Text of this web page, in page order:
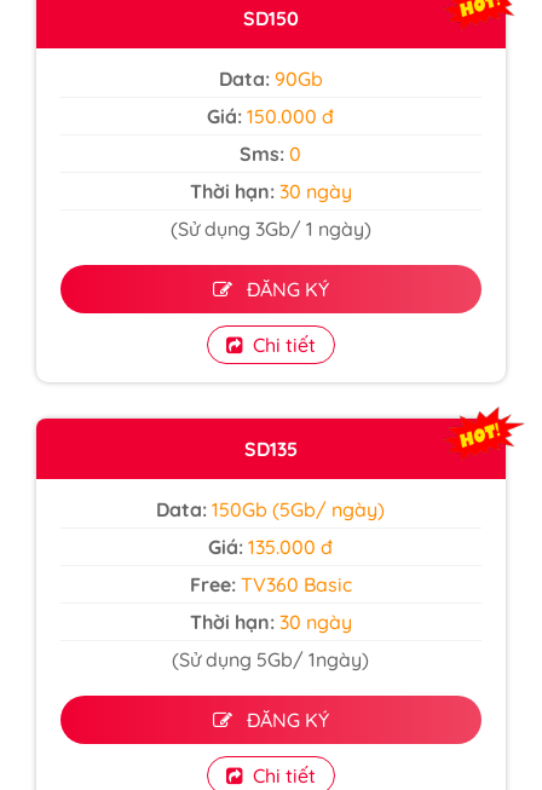
SD150
Data: 90Gb
Giá:150.000 đ
Sms: 0
Thời hạn:30 ngày
(Sử dụng 3Gb/ 1 ngày)
ĐĂNG KÝ
Chi tiết
SD135
Data: 150Gb (5Gb/ ngày)
Giá:135.000 đ
Free: TV360 Basic
Thời hạn:30 ngày
(Sử dụng 5Gb/ 1ngày)
ĐĂNG KÝ
Chi tiết